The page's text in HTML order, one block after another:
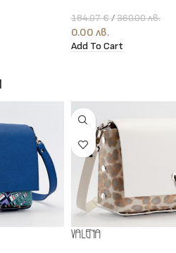
184.07€/360.00лв.
0.00 лв.
Add To Cart
Valena